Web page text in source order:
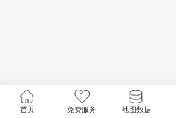
首页 免费服务 地图数据